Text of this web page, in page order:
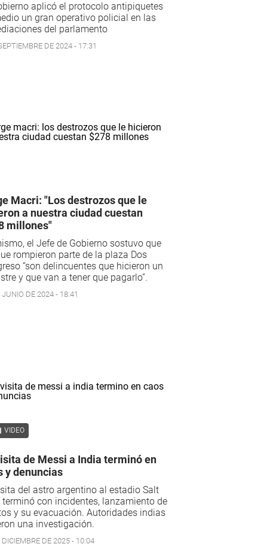
aplicó el protocolo antipiquetes
un gran operativo policial en las
del parlamento
DE 2024 - 17:31
Macri: "Los destrozos que le
a nuestra ciudad cuestan
millones"
el Jefe de Gobierno sostuvo que
rompieron parte de la plaza Dos
“son delincuentes que hicieron un
y que van a tener que pagarlo”.
JUNIO DE 2024 - 18:41
VIDEO
de Messi a India terminó en
y denuncias
del astro argentino al estadio Salt
terminó con incidentes, lanzamiento de
y su evacuación. Autoridades indias
una investigación.
DICIEMBRE DE 2025 - 10:04